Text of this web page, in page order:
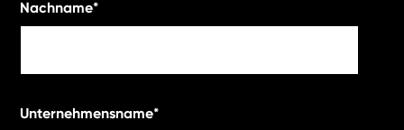
Nachname*
Unternehmensname*